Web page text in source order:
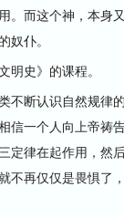
。而这个神，本身
奴仆。
史》的课程。
断认识自然规律
信一个人向上帝祷
定律在起作用，然
再仅仅是畏惧了